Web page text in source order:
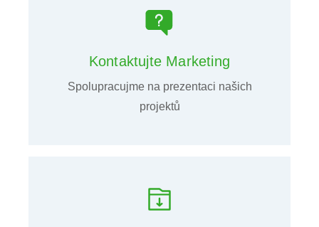
Kontaktujte Marketing
Spolupracujme na prezentaci našich
projektů